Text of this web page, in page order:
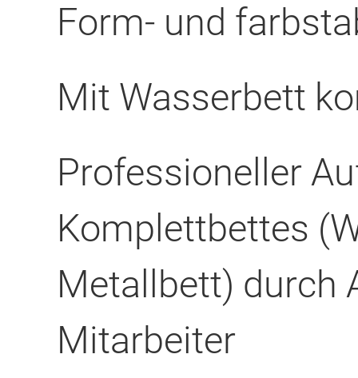
Form- und
Mit Wasserbett
Professioneller
Komplettbettes
Metallbett) durch
Mitarbeiter